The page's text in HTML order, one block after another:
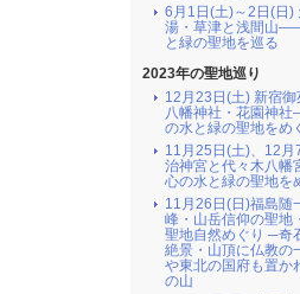
6月1日(土)～2日(日)
湯・草津と浅間山
と緑の聖地を巡る
2023年の聖地巡り
12月23日(土) 新宿御
八幡神社・花園神
の水と緑の聖地をめ
11月25日(土)、12月
治神宮と代々木八
心の水と緑の聖地を
11月26日(日)福島随
峰・山岳信仰の聖地
聖地自然めぐり ─奇
絶景・山頂に仏教の
や東北の国府も置か
の山